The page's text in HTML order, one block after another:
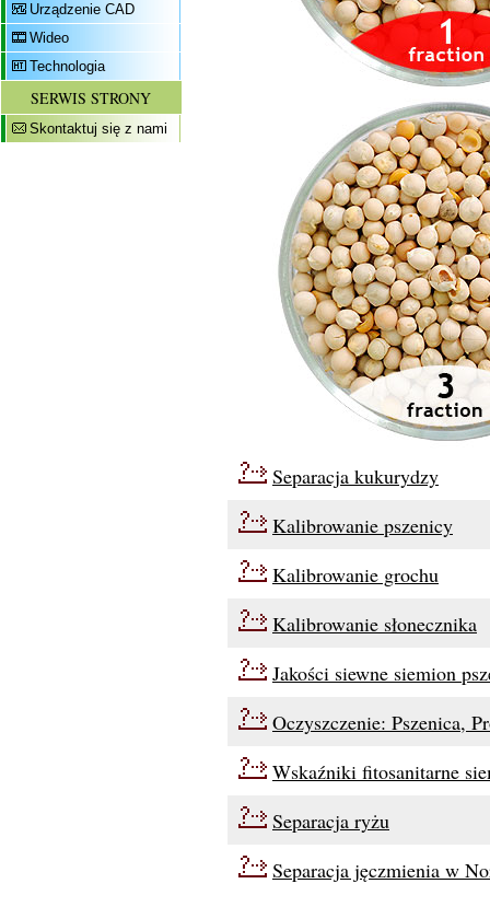
Urządzenie CAD
Wideo
Technologia
SERWIS STRONY
Skontaktuj się z nami
Separacja kukurydzy
Kalibrowanie pszenicy
Kalibrowanie grochu
Kalibrowanie słonecznika
Jakości siewne siemion
Oczyszczenie: Pszenica,
Wskaźniki fitosanitarne
Separacja ryżu
Separacja jęczmienia w